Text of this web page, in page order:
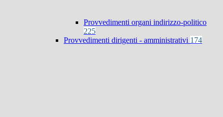
Provvedimenti organi indirizzo-politico
225
Provvedimenti dirigenti - amministrativi 174